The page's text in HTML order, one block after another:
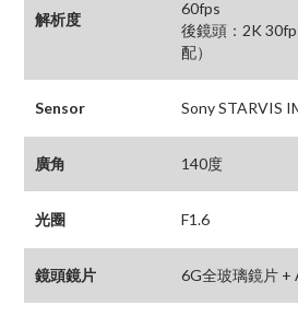
解析度
60fps
後鏡頭：2K
配）
Sensor Sony STARVIS
廣角 140度
光圈 F1.6
鏡頭鏡片 6G全玻璃鏡片 +